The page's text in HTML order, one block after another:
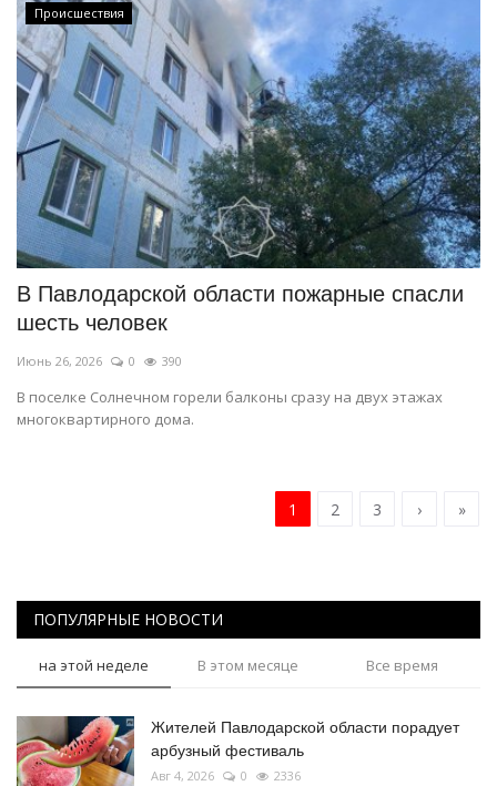
Происшествия
В Павлодарской области пожарные спасли
шесть человек
Июнь 26, 2026 0 390
В поселке Солнечном горели балконы сразу на двух этажах
многоквартирного дома.
1 2 3 › »
ПОПУЛЯРНЫЕ НОВОСТИ
на этой неделе В этом месяце Все время
Жителей Павлодарской области порадует
арбузный фестиваль
Авг 4, 2026 0 2336